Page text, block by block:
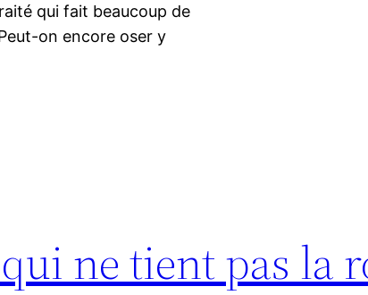
qui fait beaucoup de
on encore oser y
ne tient pas la